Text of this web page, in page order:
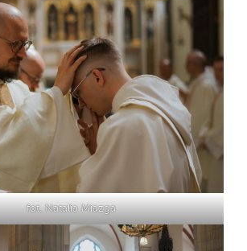
fot. Natalia Miazga